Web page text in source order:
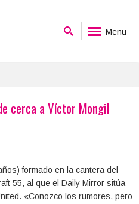
Menu
cerca a Víctor Mongil
formado en la cantera del
55, al que el Daily Mirror sitúa
«Conozco los rumores, pero